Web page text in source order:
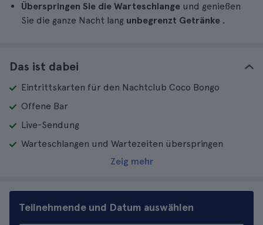
Überspringen Sie die Warteschlange und genießen
Sie die ganze Nacht lang unbegrenzt Getränke .
Das ist dabei
Eintrittskarten für den Nachtclub Coco Bongo
Offene Bar
Live-Sendung
Warteschlangen und Wartezeiten überspringen
Zeig mehr
Teilnehmende und Datum auswählen